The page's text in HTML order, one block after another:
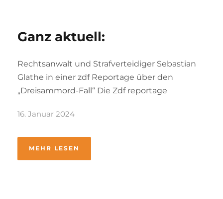
Ganz aktuell:
Rechtsanwalt und Strafverteidiger Sebastian
Glathe in einer zdf Reportage über den
„Dreisammord-Fall“ Die Zdf reportage
16. Januar 2024
MEHR LESEN